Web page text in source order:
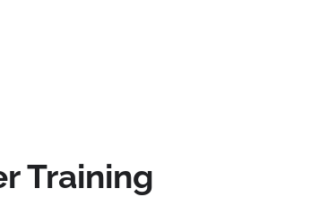
Training